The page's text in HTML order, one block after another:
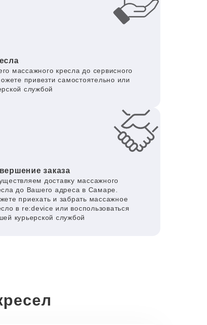
массажного кресла до сервисного
привезти самостоятельно или
службой
заказа
доставку массажного
до Вашего адреса в Самаре.
приехать и забрать массажное
в re:device или воспользоваться
курьерской службой